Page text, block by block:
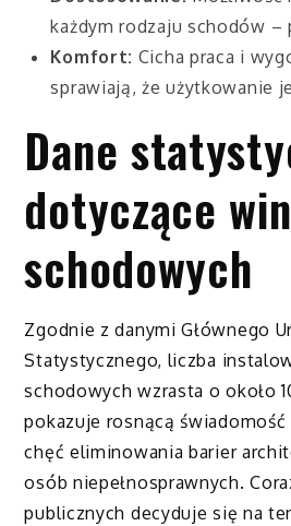
każdym rodzaju schodów –
Komfort: Cicha praca i
sprawiają, że użytkowanie
Dane
dotyczące
schodowych
Zgodnie z danymi Głównego
Statystycznego, liczba
schodowych wzrasta o około
pokazuje rosnącą świadomość
chęć eliminowania barier
osób niepełnosprawnych.
publicznych decyduje się na